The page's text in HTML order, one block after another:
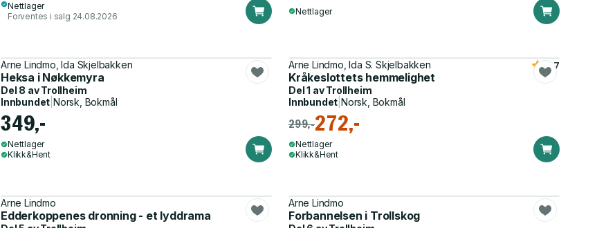
Nettlager
Forventes i salg 24.08.2026
Nettlager
Arne Lindmo, Ida Skjelbakken
Heksa i Nøkkemyra
Del 8 avTrollheim
Innbundet |Norsk, Bokmål
349,-
Nettlager
Klikk&Hent
Arne Lindmo, Ida S. Skjelbakken
Kråkeslottets hemmelighet
4.7
Del 1 avTrollheim
Innbundet |Norsk, Bokmål
299,-272,-
Nettlager
Klikk&Hent
Arne Lindmo
Edderkoppenes dronning - et lyddrama
Arne Lindmo
Forbannelsen i Trollskog